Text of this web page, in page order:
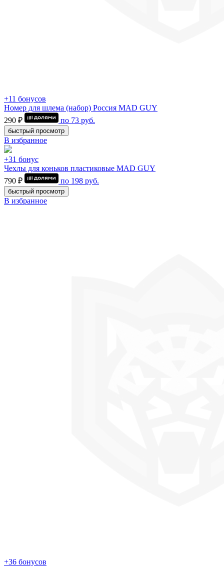
+11 бонусов
Номер для шлема (набор) Россия MAD GUY
290 ₽
по 73 руб.
быстрый просмотр
В избранное
+31 бонус
Чехлы для коньков пластиковые MAD GUY
790 ₽
по 198 руб.
быстрый просмотр
В избранное
+36 бонусов